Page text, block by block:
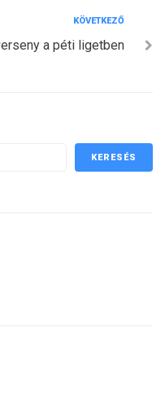
KÖVETKEZŐ
a péti ligetben
KERESÉS